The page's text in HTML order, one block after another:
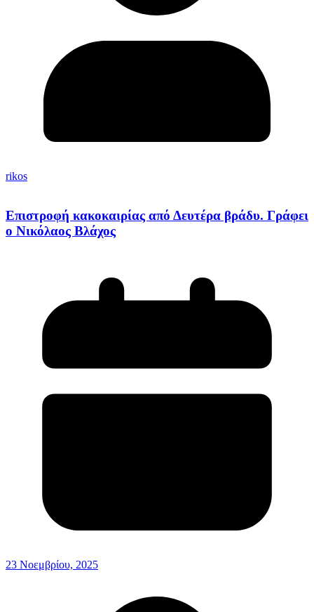
rikos
Επιστροφή κακοκαιρίας από Δευτέρα βράδυ. Γράφει
ο Νικόλαος Βλάχος
23 Νοεμβρίου, 2025